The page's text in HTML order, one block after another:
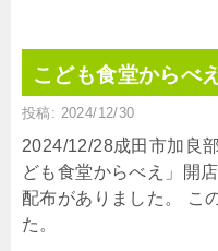
こども食堂からべ
投稿: 2024/12/30
2024/12/28成田市加良
ども食堂からべえ」開
配布がありました。 こ
た。